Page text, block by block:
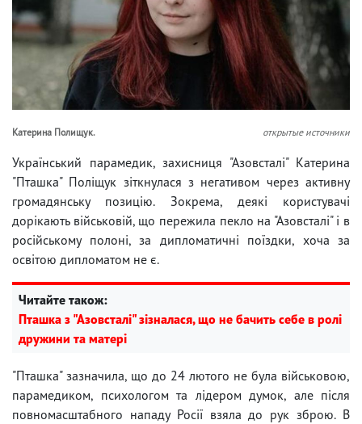
Катерина Полищук. открытые источники
Український парамедик, захисниця "Азовсталі" Катерина
"Пташка" Поліщук зіткнулася з негативом через активну
громадянську позицію. Зокрема, деякі користувачі
дорікають військовій, що пережила пекло на "Азовсталі" і в
російському полоні, за дипломатичні поїздки, хоча за
освітою дипломатом не є.
Читайте також:
Пташка з "Азовсталі" зізналася, що не бачить себе в ролі
дружини та матері
"Пташка" зазначила, що до 24 лютого не була військовою,
парамедиком, психологом та лідером думок, але після
повномасштабного нападу Росії взяла до рук зброю. В